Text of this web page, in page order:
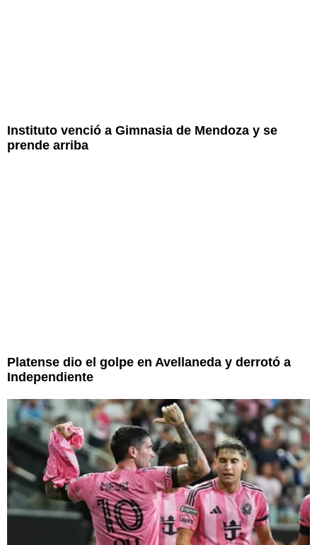
Instituto venció a Gimnasia de Mendoza y se
prende arriba
Platense dio el golpe en Avellaneda y derrotó a
Independiente